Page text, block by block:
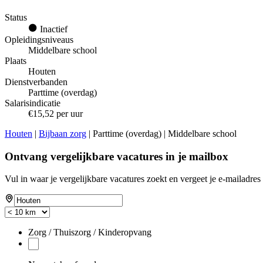
Status
Inactief
Opleidingsniveaus
Middelbare school
Plaats
Houten
Dienstverbanden
Parttime (overdag)
Salarisindicatie
€15,52 per uur
Houten | Bijbaan zorg | Parttime (overdag) | Middelbare school
Ontvang vergelijkbare vacatures in je mailbox
Vul in waar je vergelijkbare vacatures zoekt en vergeet je e-
Zorg / Thuiszorg / Kinderopvang